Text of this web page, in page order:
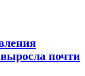
почти